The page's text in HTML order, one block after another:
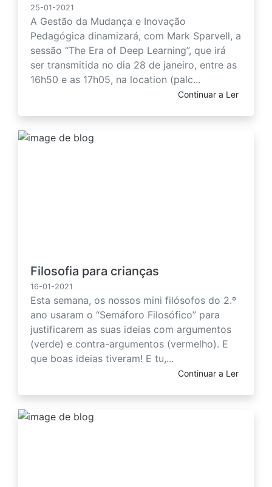
25-01-2021
A Gestão da Mudança e Inovação
Pedagógica dinamizará, com Mark Sparvell, a
sessão “The Era of Deep Learning”, que irá
ser transmitida no dia 28 de janeiro, entre as
16h50 e as 17h05, na location (palc...
Continuar a Ler
Filosofia para crianças
16-01-2021
Esta semana, os nossos mini filósofos do 2.º
ano usaram o “Semáforo Filosófico” para
justificarem as suas ideias com argumentos
(verde) e contra-argumentos (vermelho). E
que boas ideias tiveram! E tu,...
Continuar a Ler